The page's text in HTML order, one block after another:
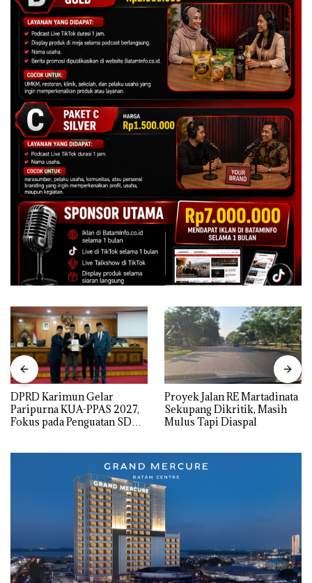
DPRD Karimun Gelar
Paripurna KUA-PPAS 2027,
Fokus pada Penguatan SDM,
Proyek Jalan RE Martadinata
Sekupang Dikritik, Masih
Mulus Tapi Diaspal